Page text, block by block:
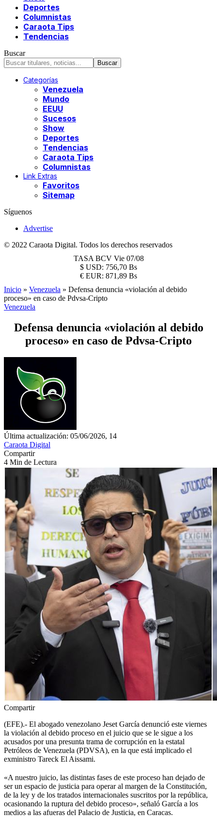
Deportes
Columnistas
Caraota Tips
Tendencias
Buscar
Categorías
Venezuela
Mundo
EEUU
Sucesos
Show
Deportes
Tendencias
Caraota Tips
Columnistas
Link Extras
Favoritos
Sitemap
Síguenos
Advertise
© 2022 Caraota Digital. Todos los derechos reservados
TASA BCV Vie 07/08
$ USD: 756,70 Bs
€ EUR: 871,89 Bs
Inicio » Venezuela » Defensa denuncia «violación al debido
proceso» en caso de Pdvsa-Cripto
Venezuela
Defensa denuncia «violación al debido
proceso» en caso de Pdvsa-Cripto
Última actualización: 05/06/2026, 14
Caraota Digital
Compartir
4 Min de Lectura
Compartir
(EFE).- El abogado venezolano Jeset García denunció este viernes
la violación al debido proceso en el juicio que se le sigue a los
acusados por una presunta trama de corrupción en la estatal
Petróleos de Venezuela (PDVSA), en la que está implicado el
exministro Tareck El Aissami.
«A nuestro juicio, las distintas fases de este proceso han dejado de
ser un espacio de justicia para operar al margen de la Constitución,
de la ley y de los tratados internacionales suscritos por la república,
ocasionando la ruptura del debido proceso», señaló García a los
medios a las afueras del Palacio de Justicia, en Caracas.